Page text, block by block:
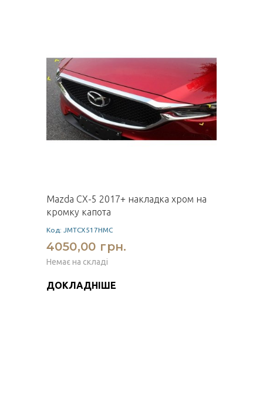
Mazda CX-5 2017+ накладка хром на
кромку капота
Код: JMTCX517HMC
4050,00 грн.
Немає на складі
ДОКЛАДНІШЕ